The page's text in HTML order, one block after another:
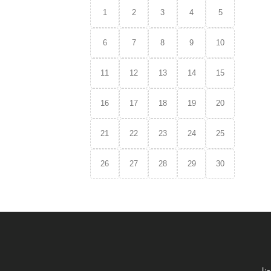
1 2 3 4 5
6 7 8 9 10
11 12 13 14 15
16 17 18 19 20
21 22 23 24 25
26 27 28 29 30